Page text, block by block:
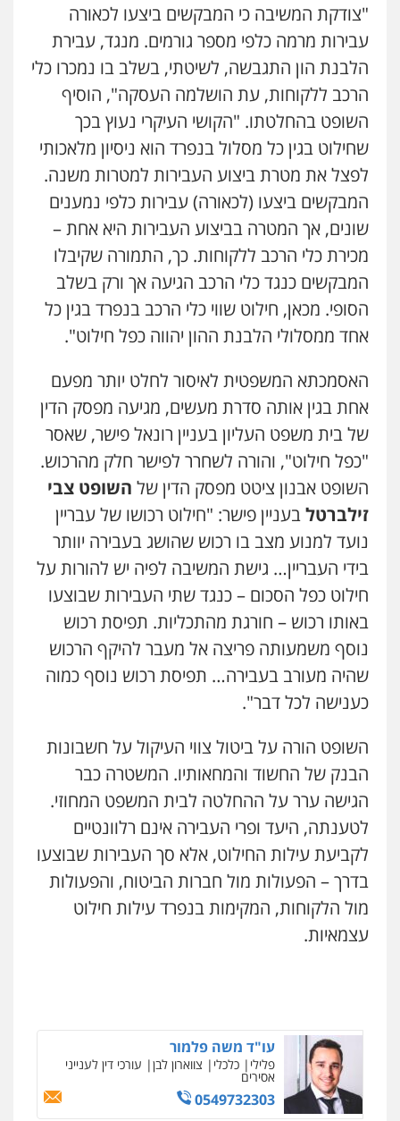
"צודקת המשיבה כי המבקשים ביצעו לכאורה
עבירות מרמה כלפי מספר גורמים. מנגד, עבירת
הלבנת הון התגבשה, לשיטתי, בשלב בו נמכרו כלי
הרכב ללקוחות, עת הושלמה העסקה", הוסיף
השופט בהחלטתו. "הקושי העיקרי נעוץ בכך
שחילוט בגין כל מסלול בנפרד הוא ניסיון מלאכותי
לפצל את מטרת ביצוע העבירות למטרות משנה.
המבקשים ביצעו (לכאורה) עבירות כלפי נמענים
שונים, אך המטרה בביצוע העבירות היא אחת –
מכירת כלי הרכב ללקוחות. כך, התמורה שקיבלו
המבקשים כנגד כלי הרכב הגיעה אך ורק בשלב
הסופי. מכאן, חילוט שווי כלי הרכב בנפרד בגין כל
אחד ממסלולי הלבנת ההון יהווה כפל חילוט".
האסמכתא המשפטית לאיסור לחלט יותר מפעם
אחת בגין אותה סדרת מעשים, מגיעה מפסק הדין
של בית משפט העליון בעניין רונאל פישר, שאסר
"כפל חילוט", והורה לשחרר לפישר חלק מהרכוש.
השופט אבנון ציטט מפסק הדין של השופט צבי
זילברטלבעניין פישר: "חילוט רכושו של עבריין
נועד למנוע מצב בו רכוש שהושג בעבירה יוותר
בידי העבריין… גישת המשיבה לפיה יש להורות על
חילוט כפל הסכום – כנגד שתי העבירות שבוצעו
באותו רכוש – חורגת מהתכליות. תפיסת רכוש
נוסף משמעותה פריצה אל מעבר להיקף הרכוש
שהיה מעורב בעבירה… תפיסת רכוש נוסף כמוה
כענישה לכל דבר".
השופט הורה על ביטול צווי העיקול על חשבונות
הבנק של החשוד והמחאותיו. המשטרה כבר
הגישה ערר על ההחלטה לבית המשפט המחוזי.
לטענתה, היעד ופרי העבירה אינם רלוונטיים
לקביעת עילות החילוט, אלא סך העבירות שבוצעו
בדרך – הפעולות מול חברות הביטוח, והפעולות
מול הלקוחות, המקימות בנפרד עילות חילוט
עצמאיות.
גיל דביר – משרד עורכי דין
פלילי פשיעה כלכלית צווארון לבן
0506217771
עו"ד תמיר סולומון
פלילי כלכלי מיסים הלבנת הון
0528758840
עו"ד משה פלמור
פלילי כלכלי צווארון לבן עורכי דין לענייני
אסירים
0549732303
דוד אפרים משרד עורכי דין
0506209859
עו"ד איהאב ג'לג'ולי
פלילי מעצרים וחקירות עורכי דין לענייני
אסירים
0505216700
עו"ד אלון קריטי
פלילי כלכלי אלימות סמים מעצרים
עו"ד אייל בסרגליק
פלילי כלכלי צווארון לבן עורכי דין לענייני
אסירים אזרחי נדל"ן / עסקים
0528488515
עו"ד יוסי חמצני
כלכלי צווארון לבן פשיעה כלכלית עבירות
מס הלבנת הון
0505471497
גיל דביר – משרד עורכי דין
פלילי פשיעה כלכלית צווארון לבן
0506217771
עו"ד משה פלמור
פלילי כלכלי צווארון לבן עורכי דין לענייני
אסירים
0549732303
דין
0504578527
רונן הלל – מוניטין